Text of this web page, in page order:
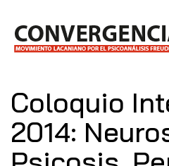
Coloquio
2014: